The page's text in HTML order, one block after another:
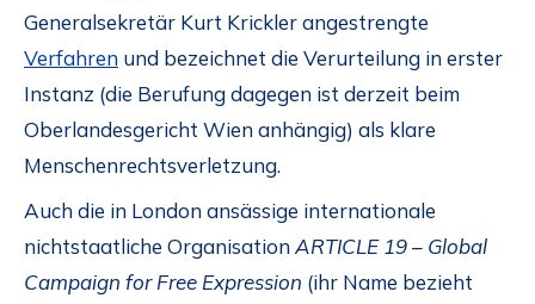
Generalsekretär Kurt Krickler angestrengte
Verfahren und bezeichnet die Verurteilung in erster
Instanz (die Berufung dagegen ist derzeit beim
Oberlandesgericht Wien anhängig) als klare
Menschenrechtsverletzung.
Auch die in London ansässige internationale
nichtstaatliche OrganisationARTICLE 19 – Global
Campaign for Free Expression (ihr Name bezieht